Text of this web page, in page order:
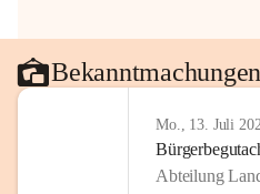
Bekanntmachungen
Mo., 13. Juli
Abteilung